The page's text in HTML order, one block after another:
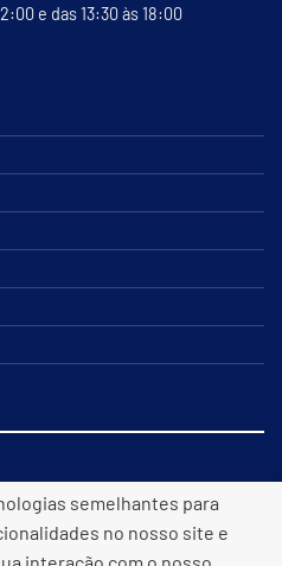
e das 13:30 às 18:00
semelhantes para
no nosso site e
interação com o nosso